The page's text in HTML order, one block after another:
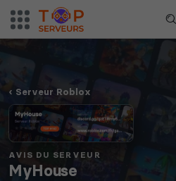
The Front
Dune Awakening
Serveur Roblox
AVIS DU SERVEUR
MyHouse